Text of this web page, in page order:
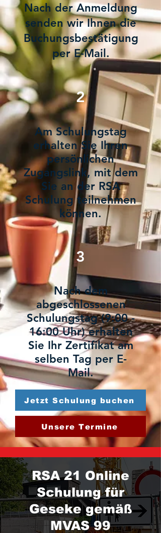
Nach der Anmeldung
senden wir Ihnen die
Buchungsbestätigung
per E-Mail.
2
Am Schulungstag
erhalten Sie Ihren
persönlichen
Zugangslink, mit dem
Sie an der RSA
Schulung teilnehmen
können.
3
Nach dem
abgeschlossenen
Schulungstag (9:00 -
16:00 Uhr) erhalten
Sie Ihr Zertifikat am
selben Tag per E-
Mail.
Jetzt Schulung buchen
Unsere Termine
RSA 21 Online
Schulung für
Geseke gemäß
MVAS 99